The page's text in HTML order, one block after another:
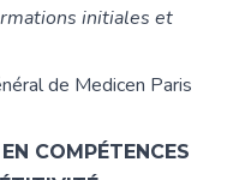
initiales et
de Medicen Paris
COMPÉTENCES